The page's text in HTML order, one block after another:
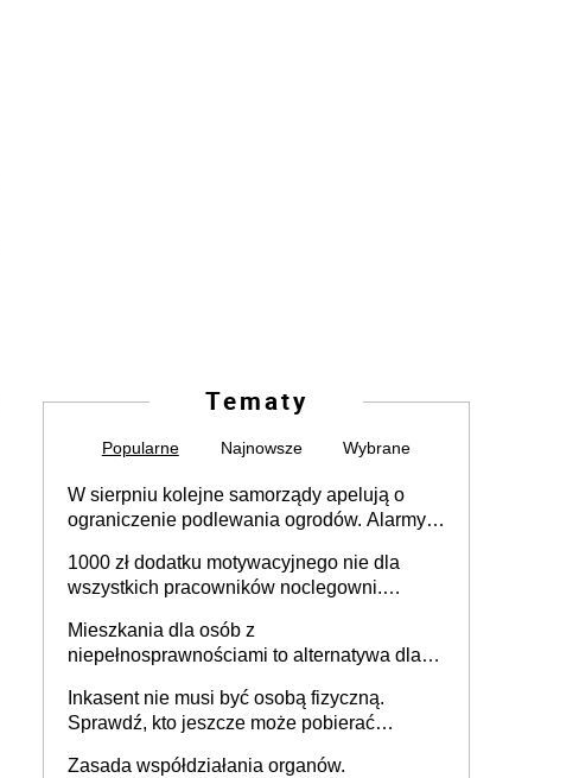
Tematy
Popularne Najnowsze Wybrane
W sierpniu kolejne samorządy apelują o
ograniczenie podlewania ogrodów. Alarmy w
może objąć cały kraj
1000 zł dodatku motywacyjnego nie dla
wszystkich pracowników noclegowni.
Mieszkania dla osób z
niepełnosprawnościami to alternatywa dla
samodzielnie lub z rodziną
Inkasent nie musi być osobą fizyczną.
Sprawdź, kto jeszcze może pobierać
Zasada współdziałania organów.